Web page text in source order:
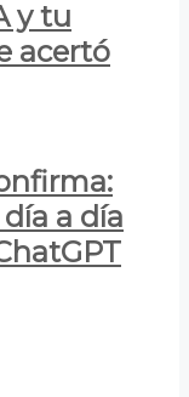
y tu
acertó
a día